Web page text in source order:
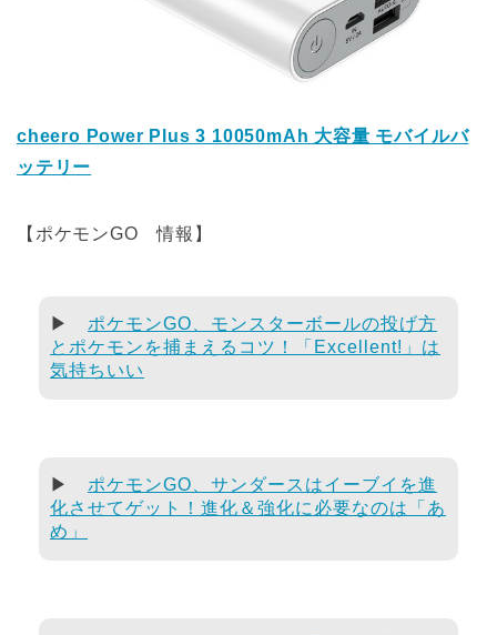
cheero Power Plus 3 10050mAh 大容量 モバイルバ
ッテリー
【ポケモンGO 情報】
▶ ポケモンGO、モンスターボールの投げ方
とポケモンを捕まえるコツ！「Excellent!」は
気持ちいい
▶ ポケモンGO、サンダースはイーブイを進
化させてゲット！進化＆強化に必要なのは「あ
め」